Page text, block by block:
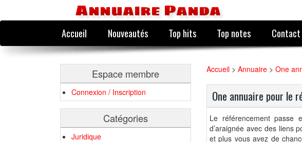
Annuaire Panda
Accueil Nouveautés Top hits Top notes Contact
Espace membre
Connexion / Inscription
Catégories
Juridique
Accueil > Annuaire > One
One annuaire pour le
Le référencement passe
d’araignée avec des liens
et plus vous avez de